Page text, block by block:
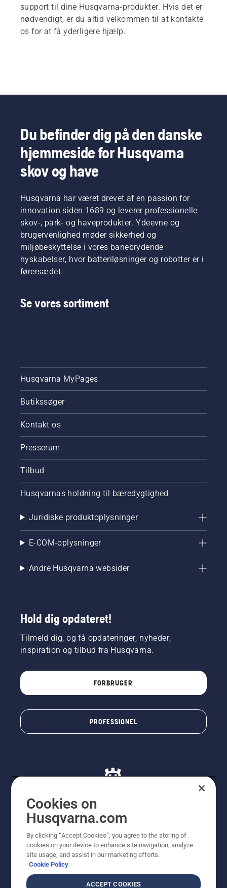
support til dine Husqvarna-produkter. Hvis det er
nødvendigt, er du altid velkommen til at kontakte
os for at få yderligere hjælp.
Du befinder dig på den danske
hjemmeside for Husqvarna
skov og have
Husqvarna har været drevet af en passion for
innovation siden 1689 og leverer professionelle
skov-, park- og haveprodukter. Ydeevne og
brugervenlighed møder sikkerhed og
miljøbeskyttelse i vores banebrydende
nyskabelser, hvor batteriløsninger og robotter er i
førersædet.
Se vores sortiment
Husqvarna MyPages
Butikssøger
Kontakt os
Presserum
Tilbud
Husqvarnas holdning til bæredygtighed
Juridiske produktoplysninger
E-COM-oplysninger
Andre Husqvarna websider
Hold dig opdateret!
Tilmeld dig, og få opdateringer, nyheder,
inspiration og tilbud fra Husqvarna.
FORBRUGER
PROFESSIONEL
viste priser er vejledende udsalgspriser. Der tages
forbehold for stave- og trykfejl samt prisændringer. Vi
stræber efter at have så nøjagtige oplysningerne på
dette websted som muligt. Alle anførte priser er
vejledende udsalgspriser (inkl. moms), medmindre
Cookies on
Husqvarna.com
By clicking “Accept Cookies”, you agree to the storing of
cookies on your device to enhance site navigation, analyze
site usage, and assist in our marketing efforts.
Cookie Policy
ACCEPT COOKIES